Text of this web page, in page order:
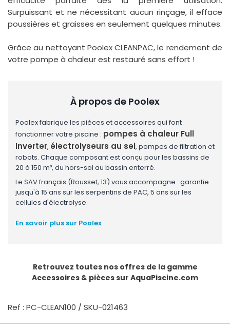
Surpuissant et ne nécessitant aucun rinçage, il efface
poussières et graisses en seulement quelques minutes.
Grâce au nettoyant Poolex CLEANPAC, le rendement de
votre pompe à chaleur est restauré sans effort !
À propos de Poolex
Poolex fabrique les pièces et accessoires qui font
fonctionner votre piscine : pompes à chaleur Full
Inverter, électrolyseurs au sel, pompes de filtration et
robots. Chaque composant est conçu pour les bassins de
20 à 150 m³, du hors-sol au bassin enterré.
Le SAV français (Rousset, 13) vous accompagne : garantie
jusqu'à 15 ans sur les serpentins de PAC, 5 ans sur les
cellules d'électrolyse.
En savoir plus sur Poolex
Retrouvez toutes nos offres de la gamme
Accessoires & piècessur AquaPiscine.com
Ref : PC-CLEAN100 / SKU-021463